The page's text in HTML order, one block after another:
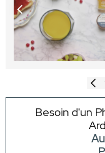
Besoin d'un